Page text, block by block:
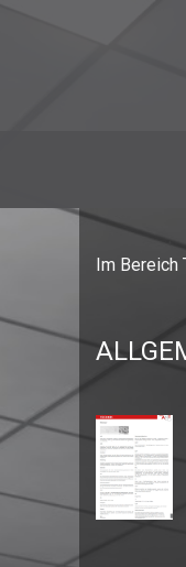
Im Bereich